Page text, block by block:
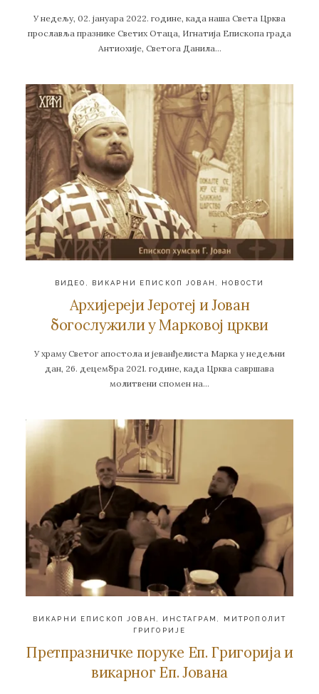
У недељу, 02. јануара 2022. године, када наша Света Црква
прославља празнике Светих Отаца, Игнатија Епископа града
Антиохије, Светога Данила…
ВИДЕО , ВИКАРНИ ЕПИСКОП ЈОВАН , НОВОСТИ
Архијереји Јеротеј и Јован
богослужили у Марковој цркви
У храму Светог апостола и јеванђелиста Марка у недељни
дан, 26. децембра 2021. године, када Црква савршава
молитвени спомен на…
ВИКАРНИ ЕПИСКОП ЈОВАН ИНСТАГРАМ
МИТРОПОЛИТ
ГРИГОРИЈЕ
Претпразничке поруке Еп. Григорија и
викарног Еп. Јована